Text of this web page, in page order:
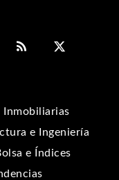
Inmobiliarias
e Ingeniería
e Índices